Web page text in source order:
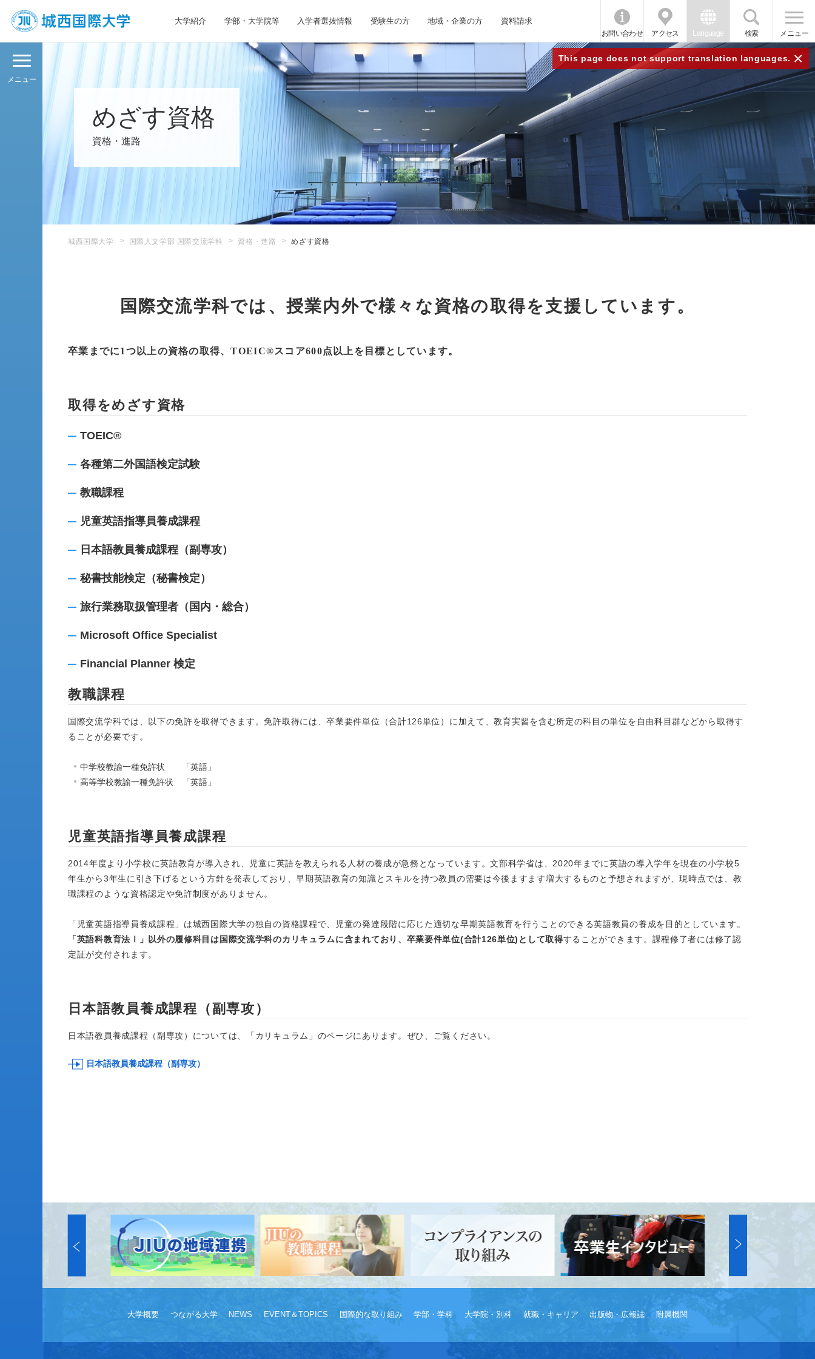
大学紹介 学部・大学院等 入学者選抜情報 受験生の方 地域・企業の方 資料請求
お問い合わせ アクセス Language 検索 メニュー
This page does not support translation languages. ×
メニュー
めざす資格
資格・進路
城西国際大学 国際人文学部 国際交流学科 資格・進路 めざす資格
国際交流学科では、授業内外で様々な資格の取得を支援しています。
卒業までに1つ以上の資格の取得、TOEIC®スコア600点以上を目標としています。
取得をめざす資格
TOEIC®
各種第二外国語検定試験
教職課程
児童英語指導員養成課程
日本語教員養成課程（副専攻）
秘書技能検定（秘書検定）
旅行業務取扱管理者（国内・総合）
Microsoft Office Specialist
Financial Planner 検定
教職課程
国際交流学科では、以下の免許を取得できます。免許取得には、卒業要件単位（合計126単位）に加えて、教育実習を含む所定の科目の単位を自由科目群などから取得す
ることが必要です。
中学校教諭一種免許状 「英語」
高等学校教諭一種免許状 「英語」
児童英語指導員養成課程
2014年度より小学校に英語教育が導入され、児童に英語を教えられる人材の養成が急務となっています。文部科学省は、2020年までに英語の導入学年を現在の小学校5
年生から3年生に引き下げるという方針を発表しており、早期英語教育の知識とスキルを持つ教員の需要は今後ますます増大するものと予想されますが、現時点では、教
職課程のような資格認定や免許制度がありません。
「児童英語指導員養成課程」は城西国際大学の独自の資格課程で、児童の発達段階に応じた適切な早期英語教育を行うことのできる英語教員の養成を目的としています。
「英語科教育法Ⅰ」以外の履修科目は国際交流学科のカリキュラムに含まれており、卒業要件単位(合計126単位)として取得することができます。課程修了者には修了認
定証が交付されます。
日本語教員養成課程（副専攻）
日本語教員養成課程（副専攻）については、「カリキュラム」のページにあります。ぜひ、ご覧ください。
日本語教員養成課程（副専攻）
大学概要 つながる大学 NEWS EVENT＆TOPICS 国際的な取り組み 学部・学科 大学院・別科 就職・キャリア 出版物・広報誌 附属機関